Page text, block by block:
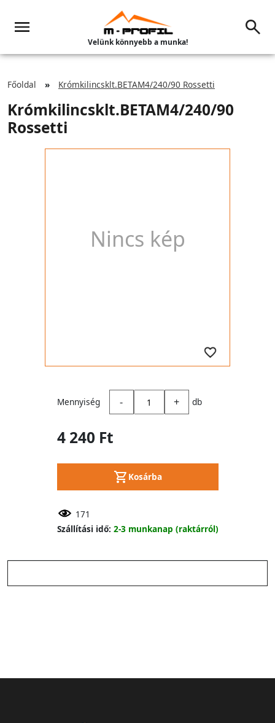
Velünk könnyebb a munka!
Főoldal Krómkilincsklt.BETAM4/240/90 Rossetti
Krómkilincsklt.BETAM4/240/90
Rossetti
Nincs kép
Mennyiség - + db
4 240 Ft
Kosárba
171
Szállítási idő: 2-3 munkanap (raktárról)